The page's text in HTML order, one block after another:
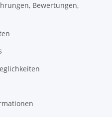
Bewertungen,